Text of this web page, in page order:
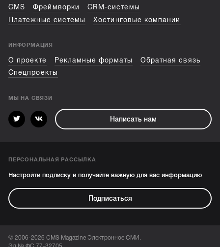
CMS Фреймворки
CRM-системы
Платежные системы
Хостинговые компании
ИНФОРМАЦИЯ
О проекте Рекламные форматы
Обратная связь
Спецпроекты
МЫ НА СВЯЗИ
Написать нам
ПЕРСОНАЛЬНАЯ РАССЫЛКА
Настройти подписку и получайте важную для вас информацию
Подписаться
© 2006-2026 CMS Magazine Электронное СМИ.